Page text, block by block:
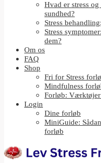
Hvad er stress
sundhed?
Stress
Stress
dem?
Om os
FAQ
Shop
Fri for Stress
Mindfulness
Forløb:
Login
Dine forløb
MiniGuide:
forløb